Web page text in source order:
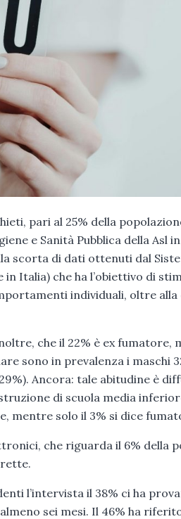
pari al 25% della
e Sanità Pubblica della Asl
scorta di dati ottenuti dal
Italia) che ha l’obiettivo di
individuali, oltre
che il 22% è ex fumatore,
sono in prevalenza i maschi
Ancora: tale abitudine è
di scuola media
mentre solo il 3% si dice
che riguarda il 6% della
l’intervista il 38% ci ha
sei mesi. Il 46% ha